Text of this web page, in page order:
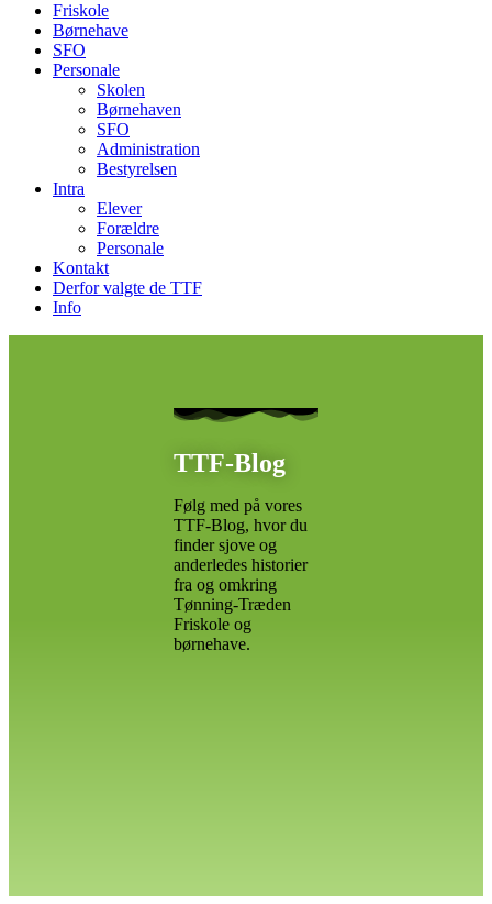
Friskole
Børnehave
SFO
Personale
Skolen
Børnehaven
SFO
Administration
Bestyrelsen
Intra
Elever
Forældre
Personale
Kontakt
Derfor valgte de TTF
Info
TTF-Blog
Følg med på vores
TTF-Blog, hvor du
finder sjove og
anderledes historier
fra og omkring
Tønning-Træden
Friskole og
børnehave.